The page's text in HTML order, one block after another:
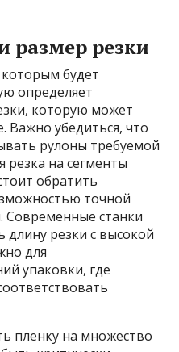
размер резки
будет
определяет
которую может
Важно убедиться, что
рулоны требуемой
резка на сегменты
обратить
точной
Современные станки
длину резки с высокой
для
упаковки, где
пленку на множество